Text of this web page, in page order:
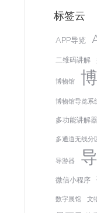
标签云
APP导览
二维码讲解
博物馆
博物馆导览系
多功能讲解器
多通道无线分
导游器
微信小程序
数字展馆 文